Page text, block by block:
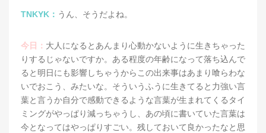
TNKYK： うん、そうだよね。
今日： 大人になるとあんまり心動かないように生きちゃった
りするじゃないですか。ある程度の年齢になって落ち込んで
ると明日にも影響しちゃうからこの出来事はあまり喰らわな
いでおこう、みたいな。そういうふうに生きてると力強い言
葉と言うか自分で感動できるような言葉が生まれてくるタイ
ミングがやっぱり減っちゃうし、あの頃に書いていた言葉は
今となってはやっぱりすごい。残しておいて良かったなと思